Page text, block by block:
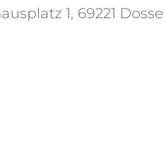
1, 69221